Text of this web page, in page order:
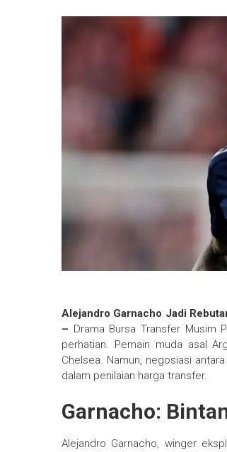
Alejandro Garnacho Jadi
– Drama Bursa Transfer Musim
perhatian. Pemain muda asal
Chelsea. Namun, negosiasi
dalam penilaian harga transfer.
Garnacho:
Alejandro Garnacho, winger